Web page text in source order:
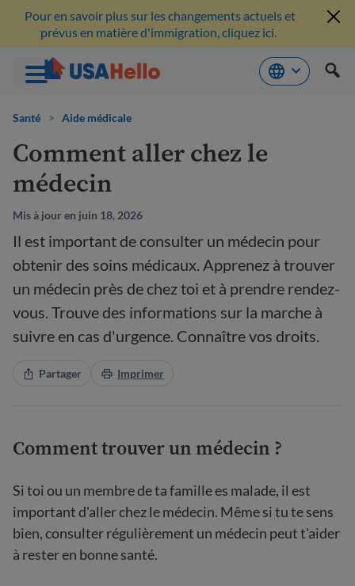
Pour en savoir plus sur les changements actuels et
prévus en matière d'immigration, cliquez ici.
Santé > Aide médicale
Comment aller chez le
médecin
Mis à jour en juin 18, 2026
Il est important de consulter un médecin pour
obtenir des soins médicaux. Apprenez à trouver
un médecin près de chez toi et à prendre rendez-
vous. Trouve des informations sur la marche à
suivre en cas d'urgence. Connaître vos droits.
Partager Imprimer
Comment trouver un médecin ?
Si toi ou un membre de ta famille es malade, il est
important d'aller chez le médecin. Même si tu te sens
bien, consulter régulièrement un médecin peut t'aider
à rester en bonne santé.